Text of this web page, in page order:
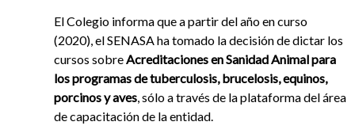
El Colegio informa que a partir del año en curso
(2020), el SENASA ha tomado la decisión de dictar los
cursos sobreAcreditaciones en Sanidad Animal para
los programas de tuberculosis, brucelosis, equinos,
porcinos y aves, sólo a través de la plataforma del área
de capacitación de la entidad.